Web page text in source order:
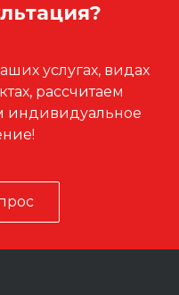
услугах, видах
рассчитаем
индивидуальное